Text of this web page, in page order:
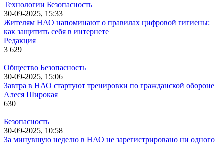
Технологии Безопасность
30-09-2025, 15:33
Жителям НАО напоминают о правилах цифровой гигиены:
как защитить себя в интернете
Редакция
3 629
Общество Безопасность
30-09-2025, 15:06
Завтра в НАО стартуют тренировки по гражданской обороне
Алеся Широкая
630
Безопасность
30-09-2025, 10:58
За минувшую неделю в НАО не зарегистрировано ни одного